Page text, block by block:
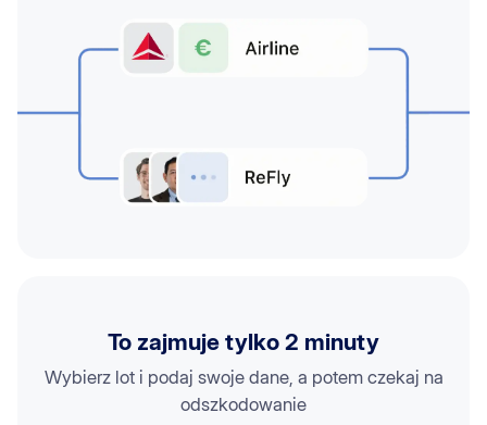
To zajmuje tylko 2 minuty
Wybierz lot i podaj swoje dane, a potem czekaj na
odszkodowanie